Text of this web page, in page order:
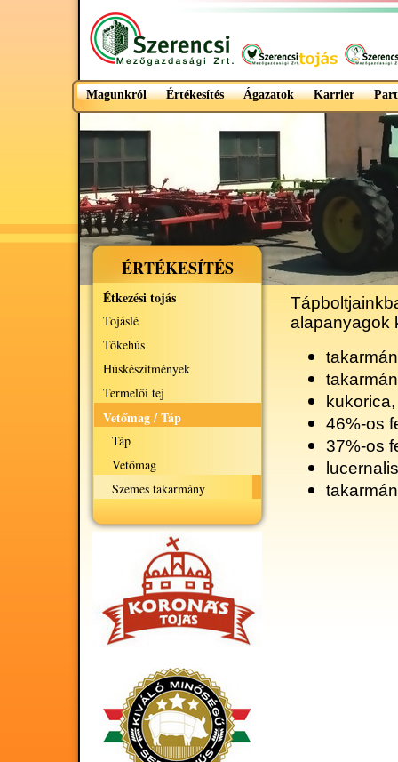
Magunkról Értékesítés Ágazatok Karrier
ÉRTÉKESÍTÉS
Étkezési tojás
Tojáslé
Tőkehús
Húskészítmények
Termelői tej
Vetőmag / Táp
Táp
Vetőmag
Szemes takarmány
alapanyagok
kukorica,
46%-os
37%-os